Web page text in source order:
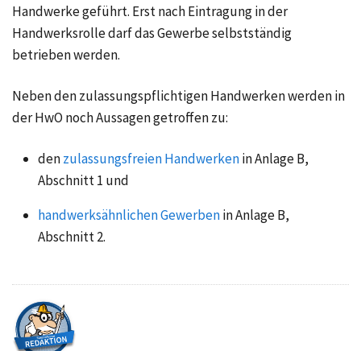
Handwerke geführt. Erst nach Eintragung in der
Handwerksrolle darf das Gewerbe selbstständig
betrieben werden.
Neben den zulassungspflichtigen Handwerken werden in
der HwO noch Aussagen getroffen zu:
denzulassungsfreien HandwerkeninAnlage B,
Abschnitt 1 und
handwerksähnlichen GewerbeninAnlage B,
Abschnitt 2.